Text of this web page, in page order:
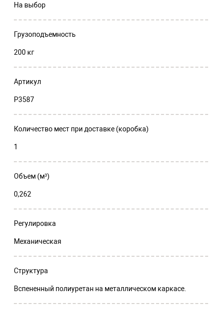
На выбор
Грузоподъемность
200 кг
Артикул
P3587
Количество мест при доставке (коробка)
1
Объем (м³)
0,262
Регулировка
Механическая
Структура
Вспененный полиуретан на металлическом каркасе.